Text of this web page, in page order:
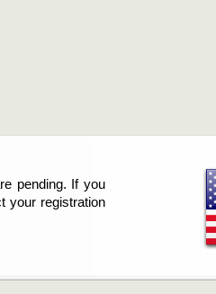
pending. If you
your registration
Löschung der